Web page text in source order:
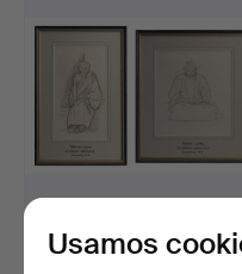
SIR WILLIAM
Usamos